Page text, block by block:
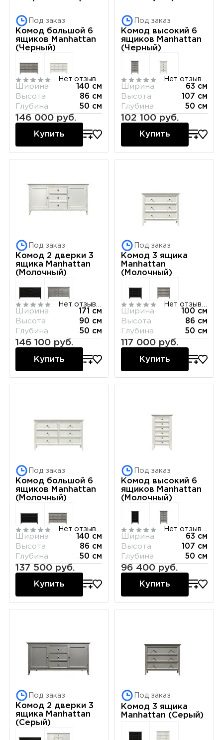
Под заказ
Комод большой 6
ящиков Manhattan
(Черный)
Ширина
140 см
Высота
86 см
Глубина
50 см
146 000 руб.
Купить
Под заказ
Комод высокий 6
ящиков Manhattan
(Черный)
Ширина
63 см
Высота
107 см
Глубина
50 см
102 100 руб.
Купить
Под заказ
Комод 2 дверки 3
ящика Manhattan
(Молочный)
Ширина
171 см
Высота
90 см
Глубина
50 см
146 100 руб.
Купить
Под заказ
Комод 3 ящика
Manhattan
(Молочный)
Ширина
100 см
Высота
86 см
Глубина
50 см
117 000 руб.
Купить
Под заказ
Комод большой 6
ящиков Manhattan
(Молочный)
Ширина
140 см
Высота
86 см
Глубина
50 см
137 500 руб.
Купить
Под заказ
Комод высокий 6
ящиков Manhattan
(Молочный)
Ширина
63 см
Высота
107 см
Глубина
50 см
96 400 руб.
Купить
Под заказ
Комод 2 дверки 3
ящика Manhattan
(Серый)
Под заказ
Комод 3 ящика
Manhattan (Серый)